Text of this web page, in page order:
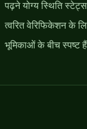
पढ़ने योग्य स्थिति
त्वरित वेरिफिकेशन के
भूमिकाओं के बीच